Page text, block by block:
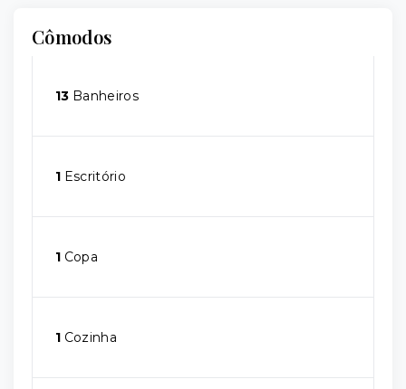
Cômodos
13 Banheiros
1 Escritório
1 Copa
1 Cozinha